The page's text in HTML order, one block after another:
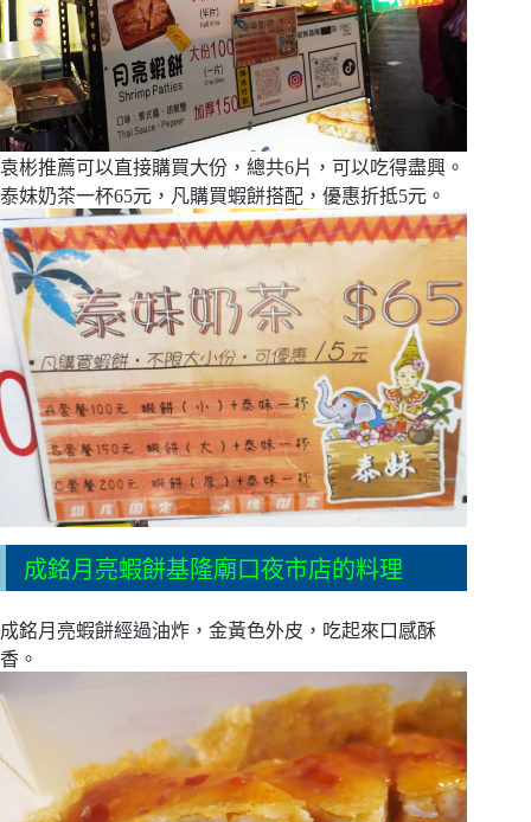
袁彬推薦可以直接購買大份，總共6片，可以吃得盡興。
泰妹奶茶一杯65元，凡購買蝦餅搭配，優惠折抵5元。
成銘月亮蝦餅基隆廟口夜市店的料理
成銘月亮蝦餅經過油炸，金黃色外皮，吃起來口感酥
香。